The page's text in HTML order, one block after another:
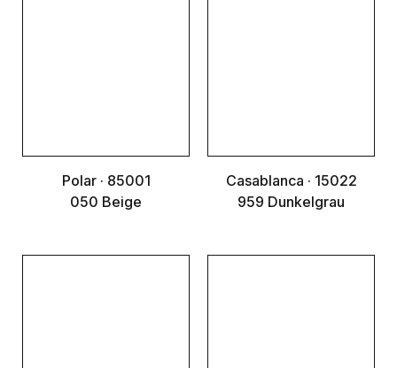
Polar · 85001
050 Beige
Casablanca · 15022
959 Dunkelgrau